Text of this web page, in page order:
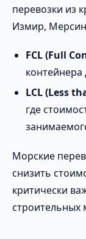
перевозки из
Измир,
FCL (Full
контейнера
LCL (Less
где
Морские
снизить
критически
строительных